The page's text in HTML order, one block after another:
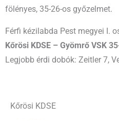
fölényes, 35-26-os győzelmet.
Férfi kézilabda Pest megyei I.
Kőrösi KDSE – Gyömrő VSK
Legjobb érdi dobók: Zeitler 7,
Kőrösi KDSE